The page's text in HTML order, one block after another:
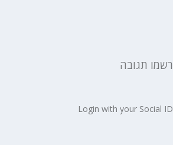
רשמו תגובה
Login with your Social ID